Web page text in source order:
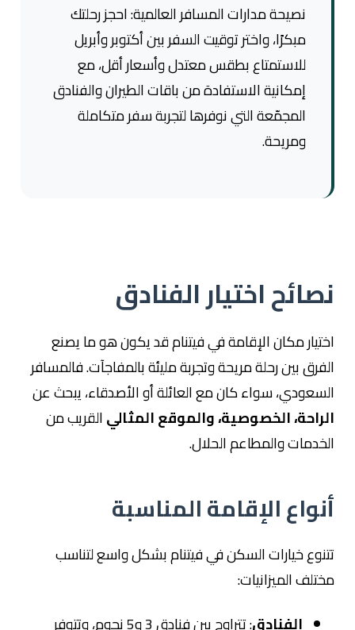
نصيحة مدارات المسافر العالمية: احجز رحلتك
مبكرًا، واختر توقيت السفر بين أكتوبر وأبريل
للاستمتاع بطقس معتدل وأسعار أقل، مع
إمكانية الاستفادة من باقات الطيران والفنادق
المجمّعة التي نوفرها لتجربة سفر متكاملة
ومريحة.
نصائح اختيار الفنادق
اختيار مكان الإقامة في فيتنام قد يكون هو ما يصنع
الفرق بين رحلة مريحة وتجربة مليئة بالمفاجآت. فالمسافر
السعودي، سواء كان مع العائلة أو الأصدقاء، يبحث عن
الراحة، الخصوصية، والموقع المثاليالقريب من
الخدمات والمطاعم الحلال.
أنواع الإقامة المناسبة
تتنوع خيارات السكن في فيتنام بشكل واسع لتناسب
مختلف الميزانيات:
الفنادق
: تتراوح بين فنادق 3 و5 نجوم، وتتوفر